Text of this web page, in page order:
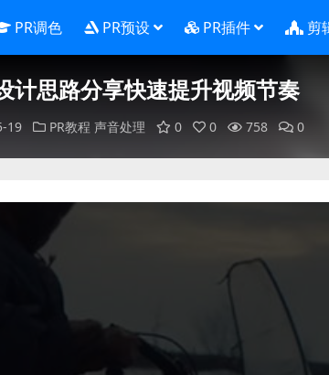
PR调色 PR预设 PR插件 剪
计思路分享快速提升视频节奏
19 PR教程 声音处理 0 0 758 0